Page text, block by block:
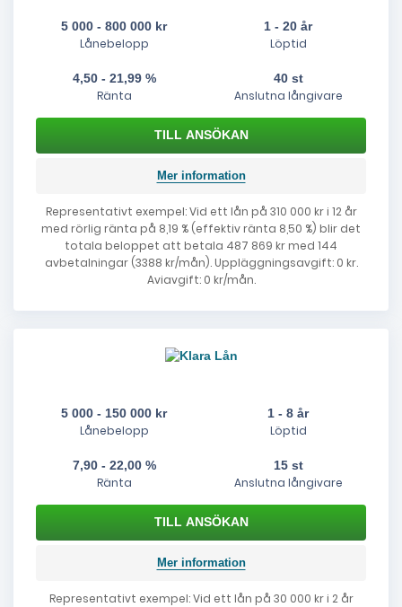
5 000 - 800 000 kr
Lånebelopp
1 - 20 år
Löptid
4,50 - 21,99 %
Ränta
40 st
Anslutna långivare
Mer information
Representativt exempel: Vid ett lån på 310 000 kr i 12 år
med rörlig ränta på 8,19 % (effektiv ränta 8,50 %) blir det
totala beloppet att betala 487 869 kr med 144
avbetalningar (3388 kr/mån). Uppläggningsavgift: 0 kr.
Aviavgift: 0 kr/mån.
5 000 - 150 000 kr
Lånebelopp
1 - 8 år
Löptid
7,90 - 22,00 %
Ränta
15 st
Anslutna långivare
Mer information
Representativt exempel: Vid ett lån på 30 000 kr i 2 år